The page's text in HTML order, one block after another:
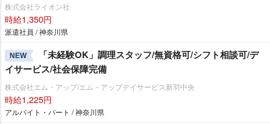
株式会社ライオン社
時給1,350円
派遣社員 / 神奈川県
NEW
「未経験OK」調理スタッフ/無資格可/シフト相談可/デ
イサービス/社会保障完備
株式会社エム・アップ/エム・アップデイサービス新羽中央
時給1,225円
アルバイト・パート / 神奈川県